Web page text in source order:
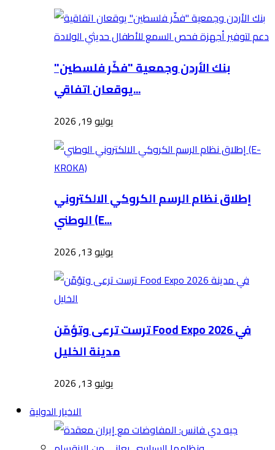
بنك الأردن وجمعية "فكّر فلسطين"
يوقعان اتفاقي...
يوليو 19, 2026
إطلاق نظام الرسم الكروكي الالكتروني
الوطني (E...
يوليو 13, 2026
ترست ترعى وتؤمّن Food Expo 2026 في
مدينة الخليل
يوليو 13, 2026
الاخبار الدولية